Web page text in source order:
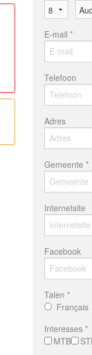
E-mail *
Telefoon
Adres
Gemeente *
Internetsite
Facebook
Talen *
Français
Interesses *
MTB